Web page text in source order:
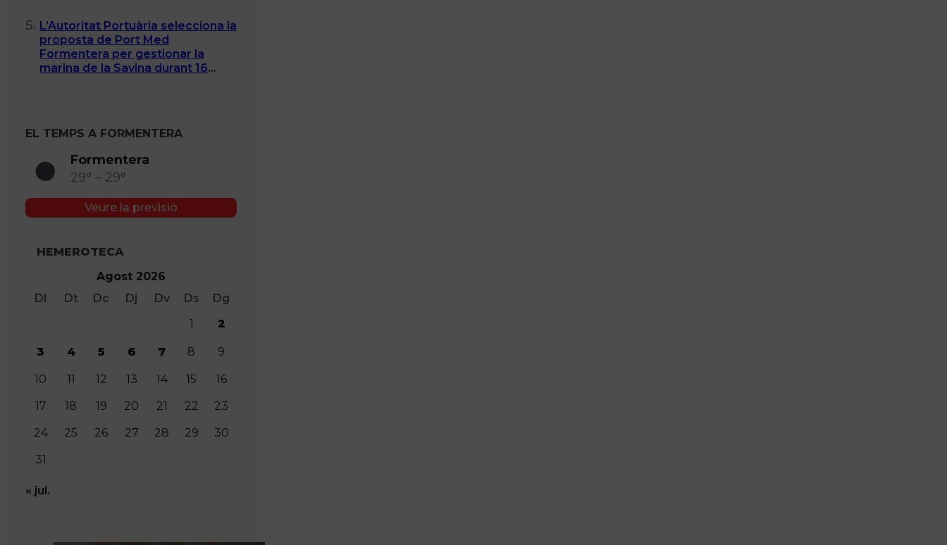
L’Autoritat Portuària selecciona la
proposta de Port Med
Formentera per gestionar la
marina de la Savina durant 16
EL TEMPS A FORMENTERA
Formentera
29° – 29°
Veure la previsió
HEMEROTECA
Agost 2026
Dl
Dt Dc Dj Dv Ds
Dg
1
2
3 4 5 6 7 8 9
10 11 12 13 14 15
16
17
18 19 20 21 22
23
24
25 26 27 28 29
30
31
« jul.